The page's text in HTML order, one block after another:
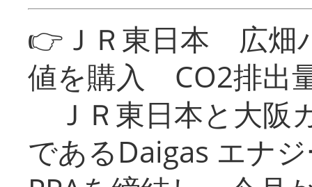
👉ＪＲ東日本 広畑
値を購入 CO2排出
ＪＲ東日本と大阪
であるDaigas エナ